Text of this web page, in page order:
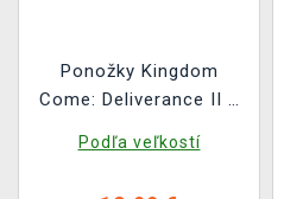
Ponožky Kingdom
Come: Deliverance II –
Podľa veľkostí